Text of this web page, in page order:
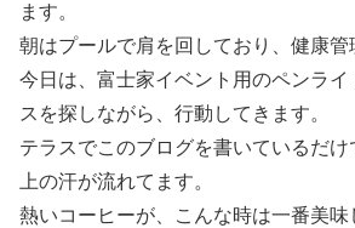
ます。
朝はプールで肩を回しており、健康管
今日は、富士家イベント用のペンライ
スを探しながら、行動してきます。
テラスでこのブログを書いているだ
上の汗が流れてます。
熱いコーヒーが、こんな時は一番美味